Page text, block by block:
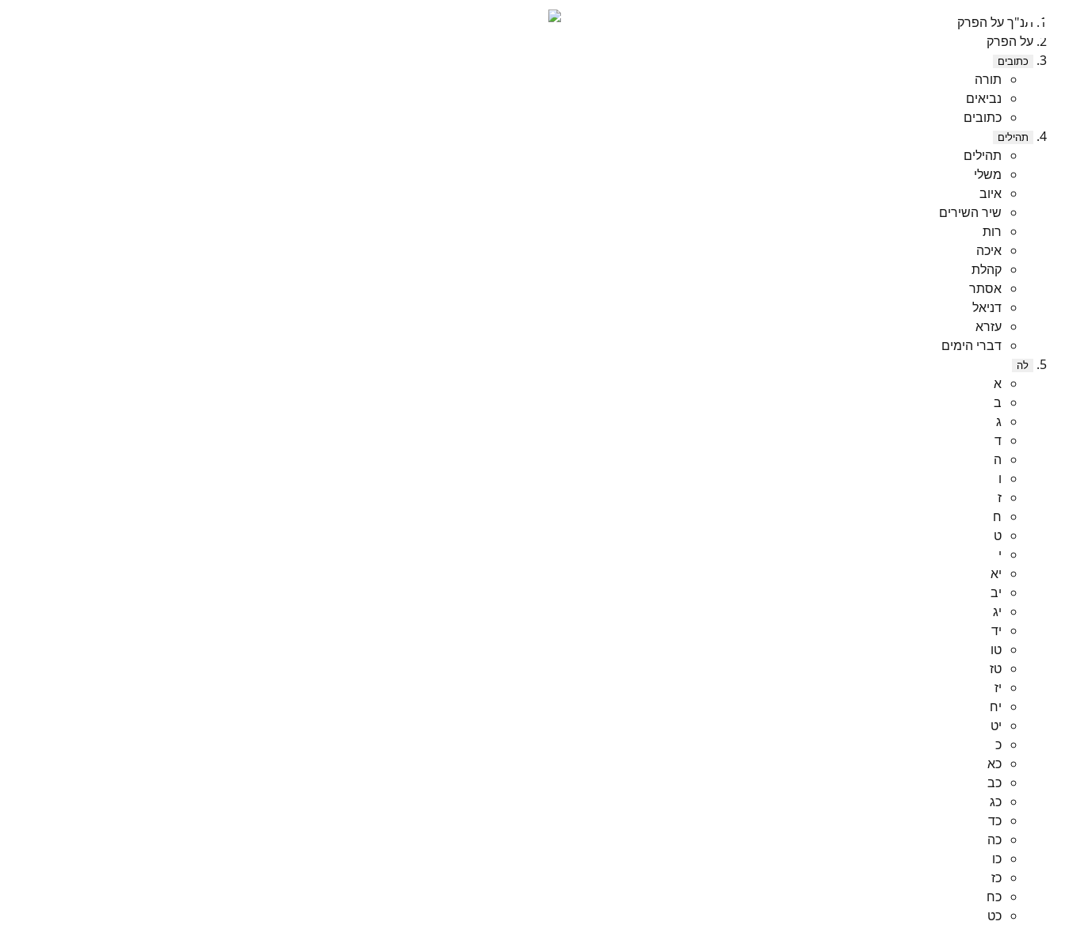
תנ"ך על הפרק
על הפרק
כתובים
תורה
נביאים
כתובים
תהילים
תהילים
משלי
איוב
שיר השירים
רות
איכה
קהלת
אסתר
דניאל
עזרא
דברי הימים
לה
א
ב
ג
ד
ה
ו
ז
ח
ט
י
יא
יב
יג
יד
טו
טז
יז
יח
יט
כ
כא
כב
כג
כד
כה
כו
כז
כח
כט